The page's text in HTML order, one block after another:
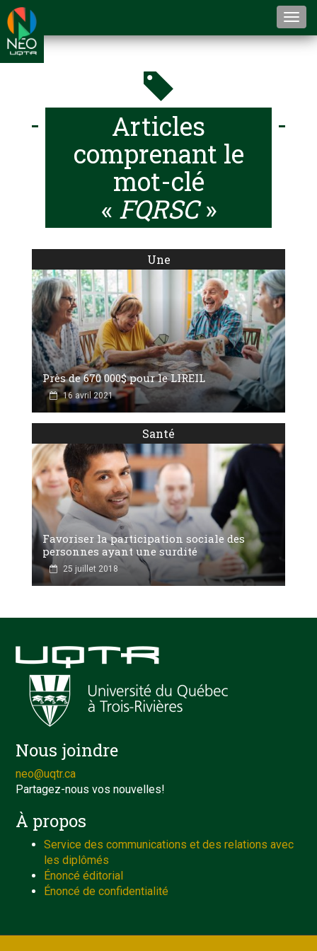
Articles
comprenant le
mot-clé
« FQRSC»
Une
Près de 670 000$ pour le LIREIL
16 avril 2021
Santé
Favoriser la participation sociale des
personnes ayant une surdité
25 juillet 2018
Nous joindre
neo@uqtr.ca
Partagez-nous vos nouvelles!
À propos
Service des communications et des relations avec
les diplômés
Énoncé éditorial
Énoncé de confidentialité